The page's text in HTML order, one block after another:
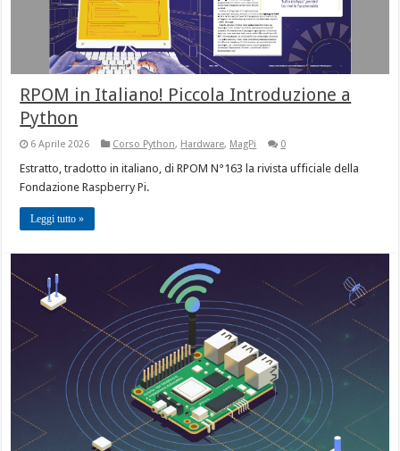
RPOM in Italiano! Piccola Introduzione a
Python
6 Aprile 2026 Corso Python, Hardware, MagPi 0
Estratto, tradotto in italiano, di RPOM N°163 la rivista ufficiale della
Fondazione Raspberry Pi.
Leggi tutto »